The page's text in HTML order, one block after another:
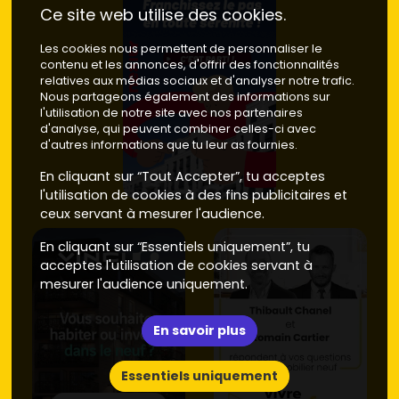
Prix d’achat:
€/m². Les frais de notaire réduits (2-3 %) et
l'absence de travaux à prévoir rendent le neuf
attractif.
Ancien: plus abordable, avec des prix allant de 2
500 à 3 800 €/m², mais souvent des rénovations
sont nécessaires.
Neuf: conforme aux normes RE 2020, offrant une
efficacité énergétique supérieure.
Ancien: souvent classé DPE moyenne de E ou F,
ce qui peut entraîner des coûts énergétiques
plus élevés.
Tournefeuille offre un large éventail d'opportunités, que tu
Consulte les programmes sur Vivre dans le neuf pour
concrétiser ton projet dans cette ville accueillante !
Ce site web utilise des cookies.
Les cookies nous permettent de personnaliser le
contenu et les annonces, d'offrir des fonctionnalités
relatives aux médias sociaux et d'analyser notre trafic.
Nous partageons également des informations sur
l'utilisation de notre site avec nos partenaires
d'analyse, qui peuvent combiner celles-ci avec
d'autres informations que tu leur as fournies.
En cliquant sur “Tout Accepter”, tu acceptes
l'utilisation de cookies à des fins publicitaires et
ceux servant à mesurer l'audience.
En cliquant sur “Essentiels uniquement”, tu
acceptes l'utilisation de cookies servant à
mesurer l'audience uniquement.
En savoir plus
Essentiels uniquement